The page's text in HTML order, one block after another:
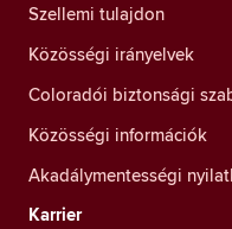
Szellemi tulajdon
Közösségi irányelvek
Coloradói biztonsági
Közösségi információk
Akadálymentességi
Karrier